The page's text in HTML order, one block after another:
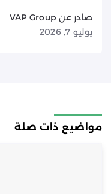
صادر عن VAP Group
يوليو 7, 2026
مواضيع ذات صلة